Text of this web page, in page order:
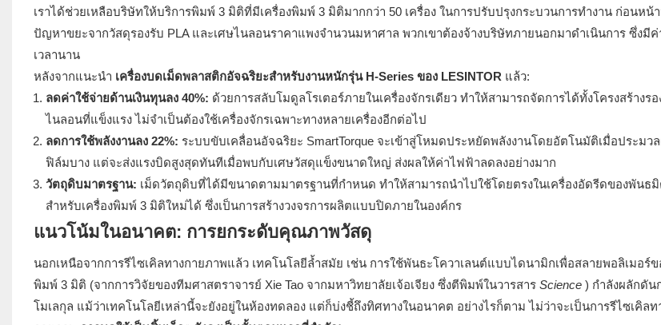
เราได้ช่วยเหลือบริษัทให้บริการพิมพ์ 3 มิติที่มีเครื่องพิมพ์ 3 มิติมากกว่า 50 เครื่อง ในการปรับปรุงกระบวนการทำงาน ก่อนหน้
ปัญหาขยะจากวัสดุรองรับ PLA และเศษไนลอนราคาแพงจำนวนมหาศาล พวกเขาต้องจ้างบริษัทภายนอกมาดำเนินการ ซึ่งมีค่
เวลานาน
หลังจากแนะนำ เครื่องบดเม็ดพลาสติกอัจฉริยะสำหรับงานหนักรุ่น H-Series ของ LESINTOR แล้ว:
ลดค่าใช้จ่ายด้านเงินทุนลง 40%: ด้วยการสลับโมดูลโรเตอร์ภายในเครื่องจักรเดียว ทำให้สามารถจัดการได้ทั้งโครงสร้าง
ไนลอนที่แข็งแรง ไม่จำเป็นต้องใช้เครื่องจักรเฉพาะทางหลายเครื่องอีกต่อไป
ลดการใช้พลังงานลง 22%: ระบบขับเคลื่อนอัจฉริยะ SmartTorque จะเข้าสู่โหมดประหยัดพลังงานโดยอัตโนมัติเมื่อประมว
ฟิล์มบาง แต่จะส่งแรงบิดสูงสุดทันทีเมื่อพบกับเศษวัสดุแข็งขนาดใหญ่ ส่งผลให้ค่าไฟฟ้าลดลงอย่างมาก
วัตถุดิบมาตรฐาน: เม็ดวัตถุดิบที่ได้มีขนาดตามมาตรฐานที่กำหนด ทำให้สามารถนำไปใช้โดยตรงในเครื่องอัดรีดของพันธมิ
สำหรับเครื่องพิมพ์ 3 มิติใหม่ได้ ซึ่งเป็นการสร้างวงจรการผลิตแบบปิดภายในองค์กร
แนวโน้มในอนาคต: การยกระดับคุณภาพวัสดุ
นอกเหนือจากการรีไซเคิลทางกายภาพแล้ว เทคโนโลยีล้ำสมัย เช่น การใช้พันธะโควาเลนต์แบบไดนามิกเพื่อสลายพอลิเมอร์ข
พิมพ์ 3 มิติ (จากการวิจัยของทีมศาสตราจารย์ Xie Tao จากมหาวิทยาลัยเจ้อเจียง ซึ่งตีพิมพ์ในวารสาร Science) กำลังผลักดัน
โมเลกุล แม้ว่าเทคโนโลยีเหล่านี้จะยังอยู่ในห้องทดลอง แต่ก็บ่งชี้ถึงทิศทางในอนาคต อย่างไรก็ตาม ไม่ว่าจะเป็นการรีไซเคิลท